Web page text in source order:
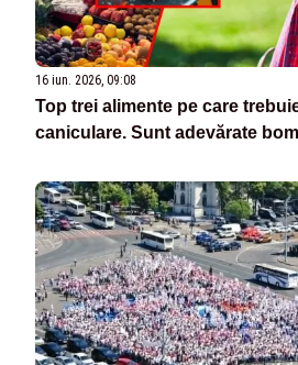
16 iun. 2026, 09:08
Top trei alimente pe care
caniculare. Sunt adevărate